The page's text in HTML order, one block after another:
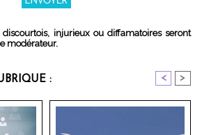
injurieux ou diffamatoires seront
modérateur.
: < >